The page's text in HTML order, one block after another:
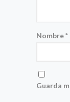
Nombre*
Guarda